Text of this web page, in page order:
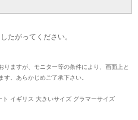
たがってください。
ますが、モニター等の条件により、画面上と
。あらかじめご了承下さい。
イギリス 大きいサイズ グラマーサイズ